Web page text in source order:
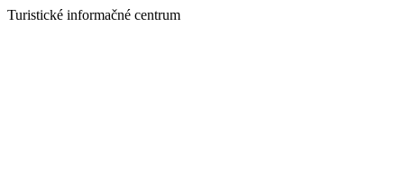
Turistické informačné centrum